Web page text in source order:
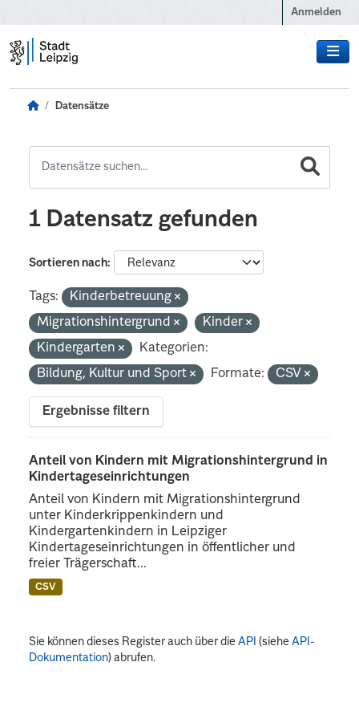
Anmelden
Datensätze
1 Datensatz gefunden
Sortieren nach
Tags:
Kinderbetreuung
Migrationshintergrund
Kinder
Kindergarten
Kategorien:
Bildung, Kultur und Sport
Formate: CSV
Ergebnisse filtern
Anteil von Kindern mit Migrationshintergrund in
Kindertageseinrichtungen
Anteil von Kindern mit Migrationshintergrund
unter Kinderkrippenkindern und
Kindergartenkindern in Leipziger
Kindertageseinrichtungen in öffentlicher und
freier Trägerschaft...
CSV
Sie können dieses Register auch über dieAPI (sieheAPI-
Dokumentation) abrufen.